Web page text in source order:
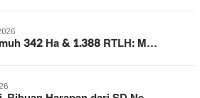
342 Ha & 1.388 RTLH: M…